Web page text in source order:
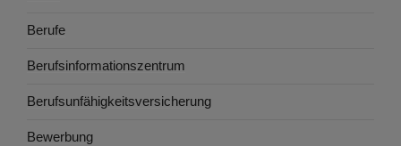
Berufe
Berufsinformationszentrum
Berufsunfähigkeitsversicherung
Bewerbung